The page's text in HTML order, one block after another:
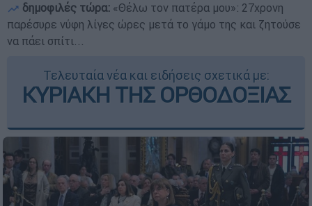
δημοφιλές τώρα: «Θέλω τον πατέρα μου»: 27χρονη
παρέσυρε νύφη λίγες ώρες μετά το γάμο της και ζητούσε
να πάει σπίτι...
Τελευταία νέα και ειδήσεις σχετικά με:
ΚΥΡΙΑΚΗ ΤΗΣ ΟΡΘΟΔΟΞΙΑΣ